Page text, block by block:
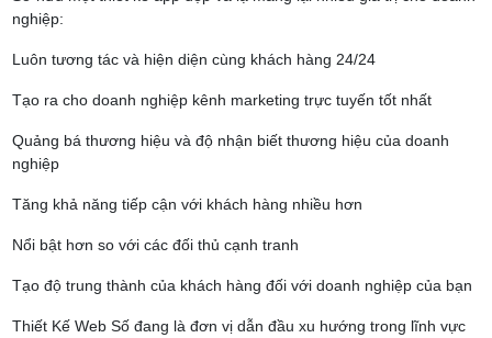
nghiệp:
Luôn tương tác và hiện diện cùng khách hàng 24/24
Tạo ra cho doanh nghiệp kênh marketing trực tuyến tốt nhất
Quảng bá thương hiệu và độ nhận biết thương hiệu của doanh
nghiệp
Tăng khả năng tiếp cận với khách hàng nhiều hơn
Nổi bật hơn so với các đối thủ cạnh tranh
Tạo độ trung thành của khách hàng đối với doanh nghiệp của bạn
Thiết Kế Web Số đang là đơn vị dẫn đầu xu hướng trong lĩnh vực